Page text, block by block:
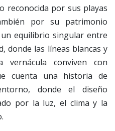
reconocida por sus playas
por su patrimonio
equilibrio singular entre
donde las líneas blancas y
conviven con
cuenta una historia de
donde el diseño
por la luz, el clima y la